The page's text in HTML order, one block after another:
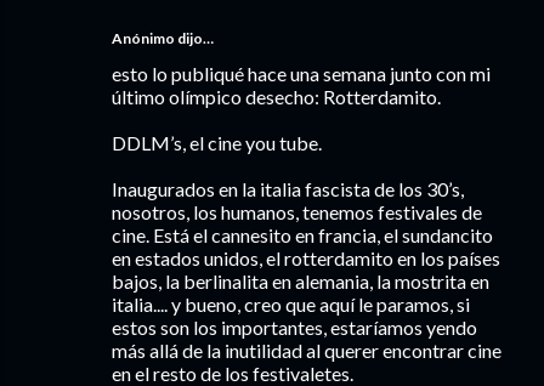
Anónimo dijo…
esto lo publiqué hace una semana junto con mi
último olímpico desecho: Rotterdamito.
DDLM’s, el cine you tube.
Inaugurados en la italia fascista de los 30’s,
nosotros, los humanos, tenemos festivales de
cine. Está el cannesito en francia, el sundancito
en estados unidos, el rotterdamito en los países
bajos, la berlinalita en alemania, la mostrita en
italia.... y bueno, creo que aquí le paramos, si
estos son los importantes, estaríamos yendo
más allá de la inutilidad al querer encontrar cine
en el resto de los festivaletes.